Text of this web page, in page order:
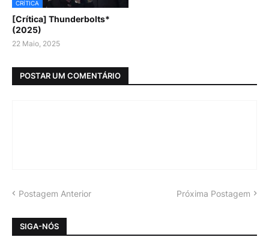
CRÍTICA
[Crítica] Thunderbolts*
(2025)
22 Maio, 2025
POSTAR UM COMENTÁRIO
Postagem Anterior Próxima Postagem
SIGA-NÓS